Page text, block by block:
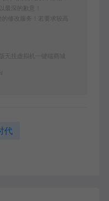
最深的歉意！
修改服务！若要求较高
无挂虚拟机一键端商城
代